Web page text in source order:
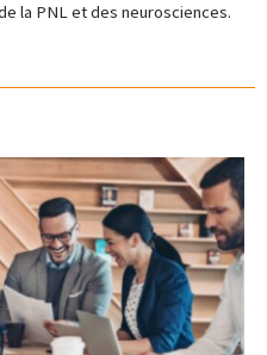
la PNL et des neurosciences.